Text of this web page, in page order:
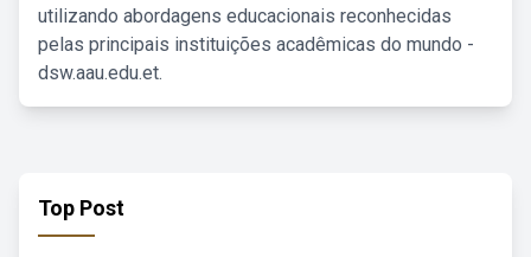
utilizando abordagens educacionais reconhecidas
pelas principais instituições acadêmicas do mundo -
dsw.aau.edu.et.
Top Post